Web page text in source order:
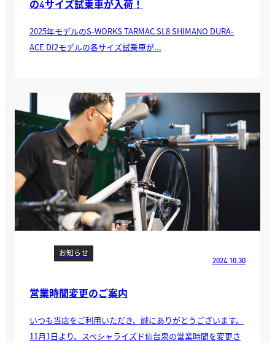
の4サイズ試乗車が入荷！
2025年モデルのS-WORKS TARMAC SL8 SHIMANO DURA-
ACE DI2モデルの各サイズ試乗車が...
お知らせ
2024.10.30
営業時間変更のご案内
いつも当店をご利用いただき、誠にありがとうございます。
11月1日より、スペシャライズド仙台泉の営業時間を変更さ